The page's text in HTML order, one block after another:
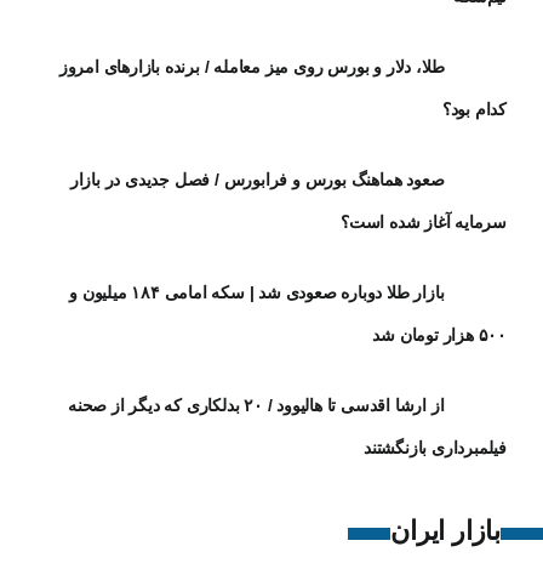
طلا، دلار و بورس روی میز معامله / برنده بازارهای امروز
کدام بود؟
صعود هماهنگ بورس و فرابورس / فصل جدیدی در بازار
سرمایه آغاز شده است؟
بازار طلا دوباره صعودی شد | سکه امامی ۱۸۴ میلیون و
۵۰۰ هزار تومان شد
از ارشا اقدسی تا هالیوود / ۲۰ بدلکاری که دیگر از صحنه
فیلمبرداری بازنگشتند
بازار ایران